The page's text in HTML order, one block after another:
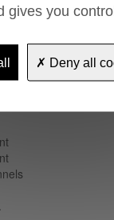
gives you
Deny all